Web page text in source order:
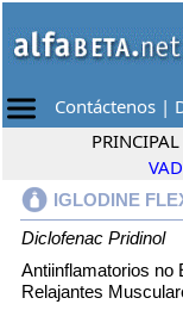
Contáctenos |
PRINCIPAL
IGLODINE
Diclofenac Pridinol
Antiinflamatorios no
Relajantes